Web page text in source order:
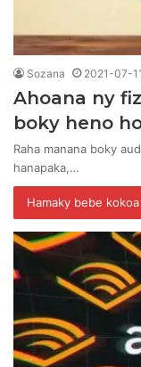
Sozana 2021-07-11
Ahoana ny
boky heno
Raha manana boky
hanapaka,…
Hamaky bebe